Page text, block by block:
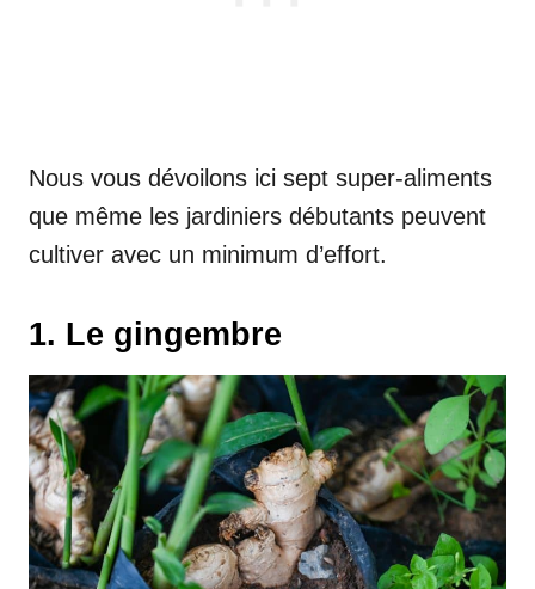
Nous vous dévoilons ici sept super-aliments
que même les jardiniers débutants peuvent
cultiver avec un minimum d’effort.
1. Le gingembre